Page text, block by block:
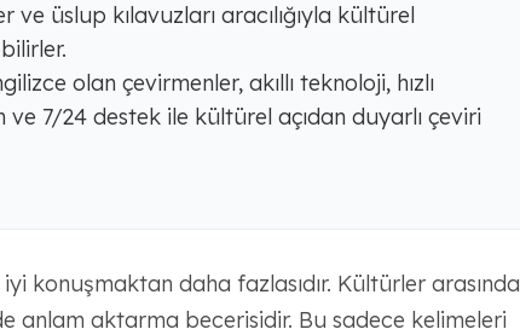
ve üslup kılavuzları aracılığıyla kültürel
olan çevirmenler, akıllı teknoloji, hızlı
7/24 destek ile kültürel açıdan duyarlı çeviri
konuşmaktan daha fazlasıdır. Kültürler arasında
anlam aktarma becerisidir. Bu sadece kelimeleri